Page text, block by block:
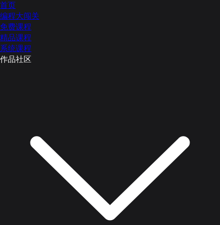
首页
编程大闯关
免费课程
精品课程
系统课程
作品社区